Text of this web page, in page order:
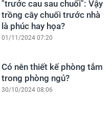
"trước cau sau chuối": Vậy
trồng cây chuối trước nhà
là phúc hay họa?
01/11/2024 07:20
Có nên thiết kế phòng tắm
trong phòng ngủ?
30/10/2024 08:06